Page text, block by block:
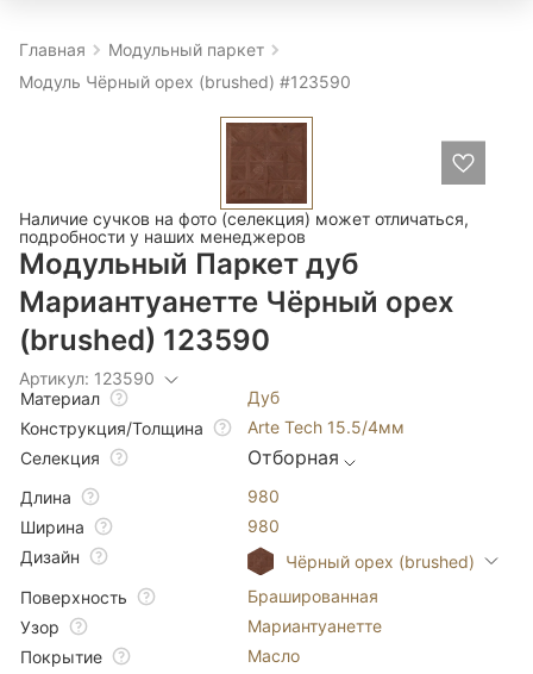
Главная
Модульный паркет
Модуль Чёрный орех (brushed) #123590
Наличие сучков на фото (селекция) может отличаться,
подробности у наших менеджеров
Модульный Паркет дуб
Мариантуанетте Чёрный орех
(brushed) 123590
Артикул: 123590
Материал
Дуб
Конструкция/Толщина
Arte Tech 15.5/4мм
Селекция
Отборная
Длина
980
Ширина
980
Дизайн
Чёрный орех (brushed)
Поверхность
Брашированная
Узор
Мариантуанетте
Покрытие
Масло